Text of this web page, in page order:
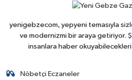
yenigebzecom, yepyeni temasıyla
ve modernizmi bir araya getiriyor.
insanlara haber okuyabilecekleri
Nöbetçi Eczaneler